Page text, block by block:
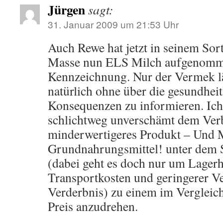
Jürgensagt:
31. Januar 2009 um 21:53 Uhr
Auch Rewe hat jetzt in seinem
Masse nun ELS Milch
Kennzeichnung. Nur der Vermek
natürlich ohne über die
Konsequenzen zu informieren.
schlichtweg unverschämt dem
minderwertigeres Produkt – Und
Grundnahrungsmittel! unter dem
(dabei geht es doch nur um
Transportkosten und geringerer
Verderbnis) zu einem im
Preis anzudrehen.